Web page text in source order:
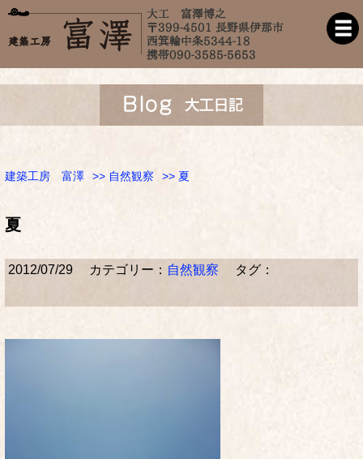
建築工房 富澤 >> 自然観察 >> 夏
夏
2012/07/29 カテゴリー： 自然観察 タグ：